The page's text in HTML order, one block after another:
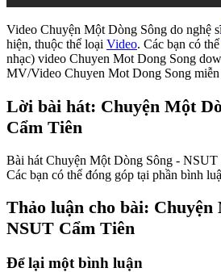
Video Chuyện Một Dòng Sông do nghệ
hiện, thuộc thể loại Video. Các bạn có
nhạc) video Chuyen Mot Dong Song
MV/Video Chuyen Mot Dong Song
Lời bài hát: Chuyện Một
Cẩm Tiên
Bài hát Chuyện Một Dòng Sông - NSUT
Các bạn có thể đóng góp tại phần bình
Thảo luận cho bài: Chuyện
NSUT Cẩm Tiên
Để lại một bình luận